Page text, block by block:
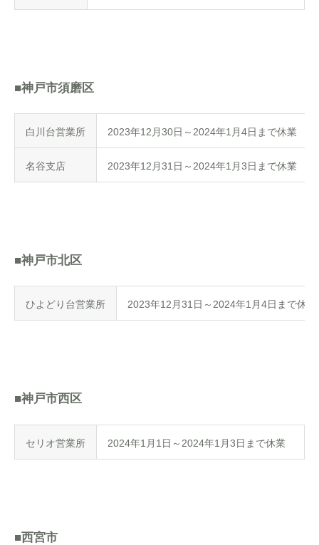
■神戸市須磨区
白川台営業所 2023年12月30日～2024年1月4日まで休業
名谷支店 2023年12月31日～2024年1月3日まで休業
■神戸市北区
ひよどり台営業所 2023年12月31日～2024年1月4日まで休業
■神戸市西区
セリオ営業所 2024年1月1日～2024年1月3日まで休業
■西宮市